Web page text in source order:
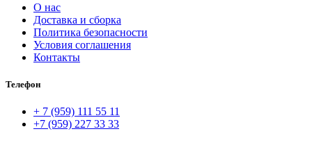
О нас
Доставка и сборка
Политика безопасности
Условия соглашения
Контакты
Телефон
+ 7 (959) 111 55 11
+7 (959) 227 33 33